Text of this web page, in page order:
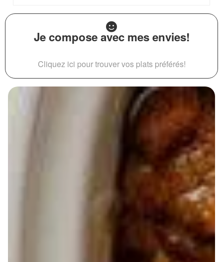
Je compose avec mes envies!
Cliquez ici pour trouver vos plats préférés!